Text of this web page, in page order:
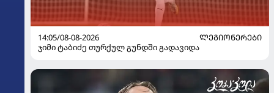
14:05/08-08-2026
ᲚᲔᲒᲘᲝᲜᲔᲠᲔᲑᲘ
ჯიმი ტაბიძე თურქულ გუნდში გადავიდა